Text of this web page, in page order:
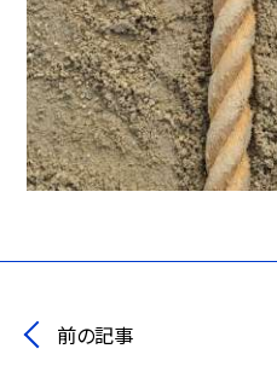
前の記事